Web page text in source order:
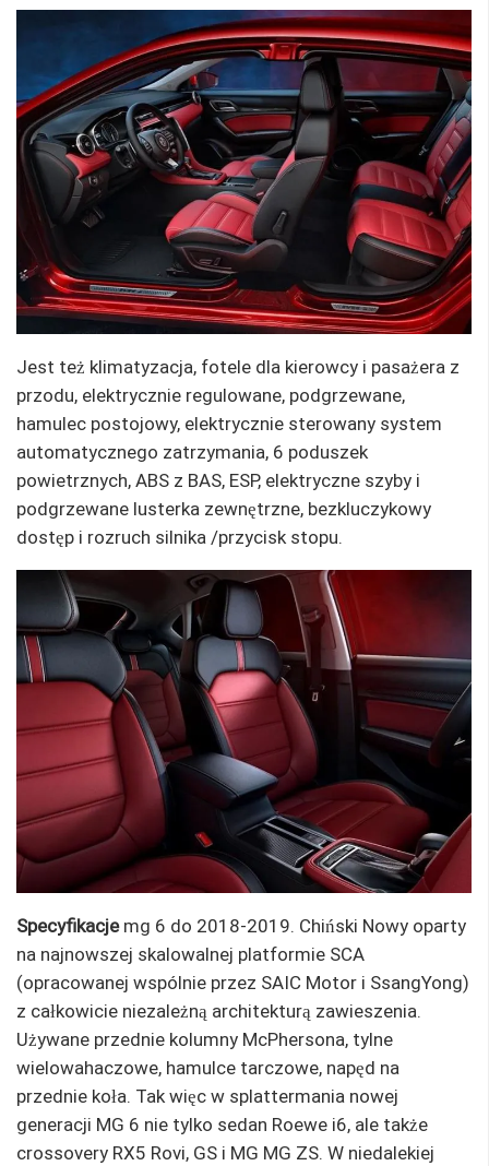
Jest też klimatyzacja, fotele dla kierowcy i pasażera z
przodu, elektrycznie regulowane, podgrzewane,
hamulec postojowy, elektrycznie sterowany system
automatycznego zatrzymania, 6 poduszek
powietrznych, ABS z BAS, ESP, elektryczne szyby i
podgrzewane lusterka zewnętrzne, bezkluczykowy
dostęp i rozruch silnika /przycisk stopu.
Specyfikacjemg 6 do 2018-2019. Chiński Nowy oparty
na najnowszej skalowalnej platformie SCA
(opracowanej wspólnie przez SAIC Motor i SsangYong)
z całkowicie niezależną architekturą zawieszenia.
Używane przednie kolumny McPhersona, tylne
wielowahaczowe, hamulce tarczowe, napęd na
przednie koła. Tak więc w splattermania nowej
generacji MG 6 nie tylko sedan Roewe i6, ale także
crossovery RX5 Rovi, GS i MG MG ZS. W niedalekiej